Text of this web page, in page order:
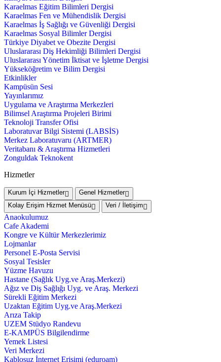
Karaelmas Eğitim Bilimleri Dergisi
Karaelmas Fen ve Mühendislik Dergisi
Karaelmas İş Sağlığı ve Güvenliği Dergisi
Karaelmas Sosyal Bilimler Dergisi
Türkiye Diyabet ve Obezite Dergisi
Uluslararası Diş Hekimliği Bilimleri Dergisi
Uluslararası Yönetim İktisat ve İşletme Dergisi
Yükseköğretim ve Bilim Dergisi
Etkinlikler
Kampüsün Sesi
Yayınlarımız
Uygulama ve Araştırma Merkezleri
Bilimsel Araştırma Projeleri Birimi
Teknoloji Transfer Ofisi
Laboratuvar Bilgi Sistemi (LABSİS)
Merkez Laboratuvaru (ARTMER)
Veritabanı & Araştırma Hizmetleri
Zonguldak Teknokent
Hizmetler
Kurum İçi Hizmetler
Genel Hizmetler
Kolay Erişim Hizmet Menüsü
Veri / İletişim
Anaokulumuz
Cafe Akademi
Kongre ve Kültür Merkezlerimiz
Lojmanlar
Personel E-Posta Servisi
Sosyal Tesisler
Yüzme Havuzu
Hastane (Sağlık Uyg.ve Araş.Merkezi)
Ağız ve Diş Sağlığı Uyg. ve Araş. Merkezi
Sürekli Eğitim Merkezi
Uzaktan Eğitim Uyg.ve Araş.Merkezi
Arıza Takip
UZEM Stüdyo Randevu
E-KAMPÜS Bilgilendirme
Yemek Listesi
Veri Merkezi
Kablosuz İnternet Erişimi (eduroam)